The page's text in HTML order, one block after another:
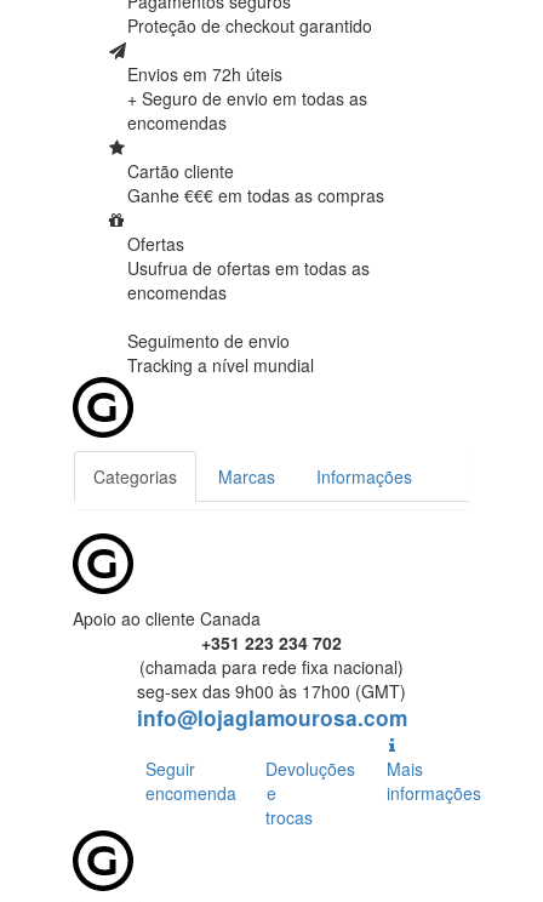
Proteção de checkout garantido
Envios em 72h úteis
+ Seguro de envio em todas as
encomendas
Cartão cliente
Ganhe €€€ em todas as compras
Ofertas
Usufrua de ofertas em todas as
encomendas
Seguimento de envio
Tracking a nível mundial
Categorias Marcas Informações
Apoio ao cliente Canada
+351 223 234 702
(chamada para rede fixa nacional)
seg-sex das 9h00 às 17h00 (GMT)
info@lojaglamourosa.com
Seguir
encomenda
Devoluções
e
trocas
Mais
informações